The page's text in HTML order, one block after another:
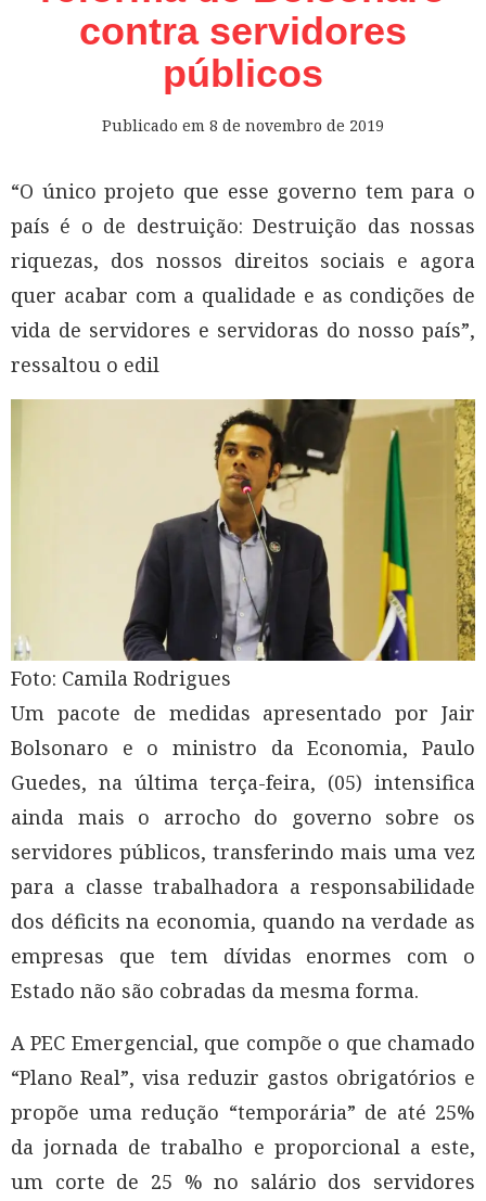
contra servidores
públicos
Publicado em 8 de novembro de 2019
“O único projeto que esse governo tem para o
país é o de destruição: Destruição das nossas
riquezas, dos nossos direitos sociais e agora
quer acabar com a qualidade e as condições de
vida de servidores e servidoras do nosso país”,
ressaltou o edil
Foto: Camila Rodrigues
Um pacote de medidas apresentado por Jair
Bolsonaro e o ministro da Economia, Paulo
Guedes, na última terça-feira, (05) intensifica
ainda mais o arrocho do governo sobre os
servidores públicos, transferindo mais uma vez
para a classe trabalhadora a responsabilidade
dos déficits na economia, quando na verdade as
empresas que tem dívidas enormes com o
Estado não são cobradas da mesma forma.
A PEC Emergencial, que compõe o que chamado
“Plano Real”, visa reduzir gastos obrigatórios e
propõe uma redução “temporária” de até 25%
da jornada de trabalho e proporcional a este,
um corte de 25 % no salário dos servidores